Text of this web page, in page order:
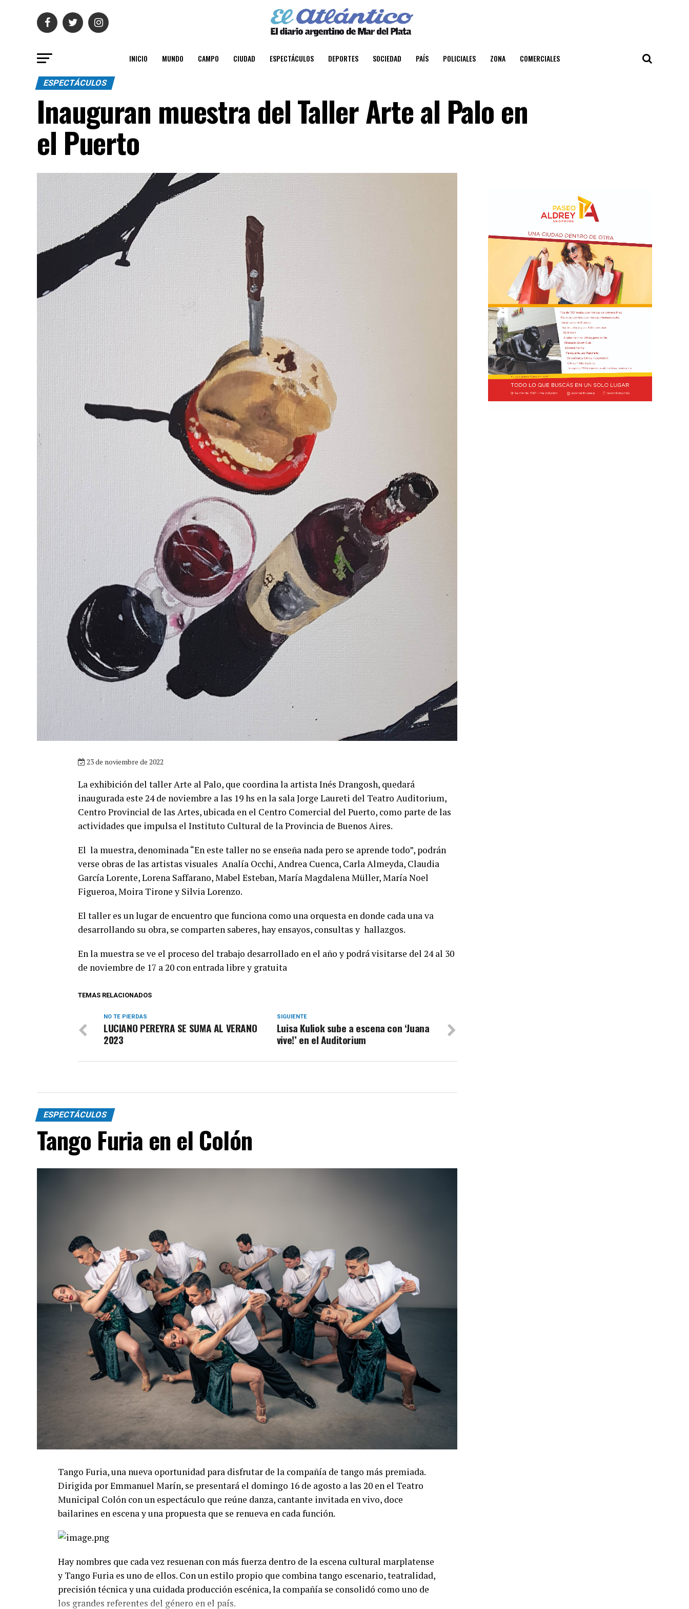
INICIO MUNDO CAMPO CIUDAD ESPECTÁCULOS DEPORTES SOCIEDAD PAÍS POLICIALES ZONA COMERCIALES
ESPECTÁCULOS
Inauguran muestra del Taller Arte al Palo en
el Puerto
23 de noviembre de 2022
La exhibición del taller Arte al Palo, que coordina la artista Inés Drangosh, quedará
inaugurada este 24 de noviembre a las 19 hs en la sala Jorge Laureti del Teatro Auditorium,
Centro Provincial de las Artes, ubicada en el Centro Comercial del Puerto, como parte de las
actividades que impulsa el Instituto Cultural de la Provincia de Buenos Aires.
El la muestra, denominada “En este taller no se enseña nada pero se aprende todo”, podrán
verse obras de las artistas visuales Analía Occhi, Andrea Cuenca, Carla Almeyda, Claudia
García Lorente, Lorena Saffarano, Mabel Esteban, María Magdalena Müller, María Noel
Figueroa, Moira Tirone y Silvia Lorenzo.
El taller es un lugar de encuentro que funciona como una orquesta en donde cada una va
desarrollando su obra, se comparten saberes, hay ensayos, consultas y hallazgos.
En la muestra se ve el proceso del trabajo desarrollado en el año y podrá visitarse del 24 al 30
de noviembre de 17 a 20 con entrada libre y gratuita
TEMAS RELACIONADOS
SIGUIENTE
Luisa Kuliok sube a escena con ‘Juana
vive!’ en el Auditorium
NO TE PIERDAS
LUCIANO PEREYRA SE SUMA AL VERANO
2023
ESPECTÁCULOS
Tango Furia en el Colón
Tango Furia, una nueva oportunidad para disfrutar de la compañía de tango más premiada.
Dirigida por Emmanuel Marín, se presentará el domingo 16 de agosto a las 20 en el Teatro
Municipal Colón con un espectáculo que reúne danza, cantante invitada en vivo, doce
bailarines en escena y una propuesta que se renueva en cada función.
Hay nombres que cada vez resuenan con más fuerza dentro de la escena cultural marplatense
y Tango Furia es uno de ellos. Con un estilo propio que combina tango escenario, teatralidad,
precisión técnica y una cuidada producción escénica, la compañía se consolidó como uno de
los grandes referentes del género en el país.